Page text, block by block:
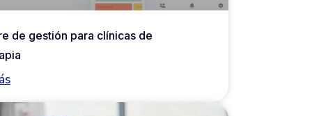
de gestión para clínicas de